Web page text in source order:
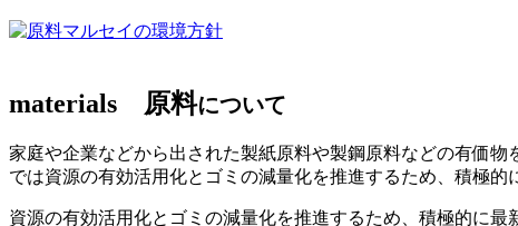
マルセイの環境方針
materials 原料について
家庭や企業などから出された製紙原料や製鋼原料などの有価
では資源の有効活用化とゴミの減量化を推進するため、積極
資源の有効活用化とゴミの減量化を推進するため、積極的に